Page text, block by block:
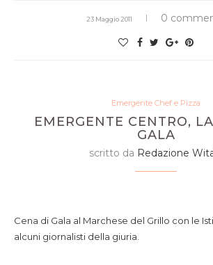
23 Maggio 2011 0
Emergente Chef e Pizza
EMERGENTE CENTRO,
GALA
scritto da Redazione
Cena di Gala al Marchese del Grillo con le
alcuni giornalisti della giuria.